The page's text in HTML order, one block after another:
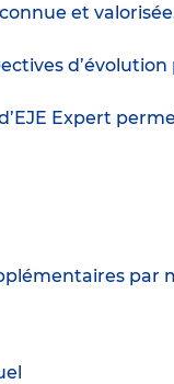
et
Expert
par